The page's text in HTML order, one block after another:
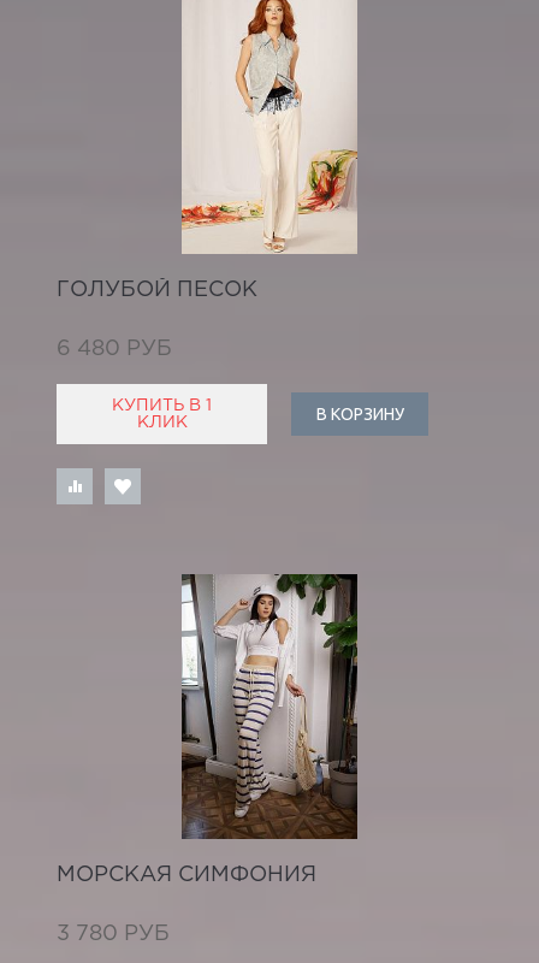
ГОЛУБОЙ ПЕСОК
6 480 РУБ
КУПИТЬ В 1
КЛИК
В КОРЗИНУ
МОРСКАЯ СИМФОНИЯ
3 780 РУБ